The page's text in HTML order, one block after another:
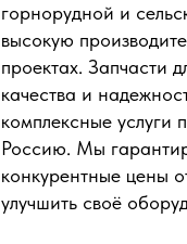
горнорудной и
высокую
проектах. Запчасти
качества и
комплексные услуги
Россию. Мы
конкурентные цены
улучшить своё